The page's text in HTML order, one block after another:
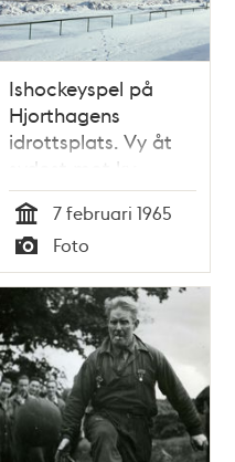
Ishockeyspel på
Hjorthagens
idrottsplats. Vy åt
sydost mot kv.
Spåret och Jakten
Tid
7 februari 1965
Typ
Foto